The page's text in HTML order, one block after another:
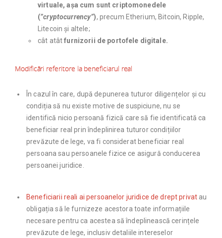
virtuale, așa cum sunt criptomonedele
(”cryptocurrency”), precum Etherium, Bitcoin, Ripple,
Litecoin și altele;
cât atâtfurnizorii de portofele digitale.
Modificări referitore la beneficiarul real
În cazul în care, după depunerea tuturor diligențelor și cu
condiția să nu existe motive de suspiciune, nu se
identifică nicio persoană fizică care să fie identificată ca
beneficiar real prin îndeplinirea tuturor condițiilor
prevăzute de lege, va fi considerat beneficiar real
persoana sau persoanele fizice ce asigură conducerea
persoanei juridice.
Beneficiarii reali ai persoanelor juridice de drept privat au
obligația să le furnizeze acestora toate informațiile
necesare pentru ca acestea să îndeplinească cerințele
prevăzute de lege, inclusiv detaliile intereselor